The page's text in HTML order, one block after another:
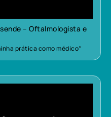
– Oftalmologista e
prática como médico”